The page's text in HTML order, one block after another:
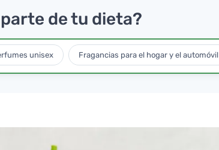
de tu dieta?
unisex Fragancias para el hogar y el automóvil